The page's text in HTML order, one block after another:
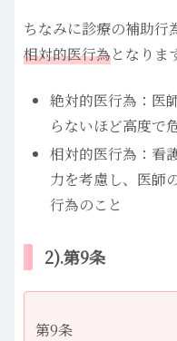
ちなみに診療の補助行
相対的医行為となりま
絶対的医行為：医
らないほど高度で
相対的医行為：看
力を考慮し、医師
行為のこと
2).第9条
第9条